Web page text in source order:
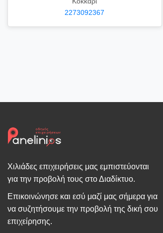
2273092367
Χιλιάδες επιχειρήσεις μας εμπιστεύονται
για την προβολή τους στο Διαδίκτυο.
Επικοινώνησε και εσύ μαζί μας σήμερα για
να συζητήσουμε την προβολή της δική σου
επιχείρησης.